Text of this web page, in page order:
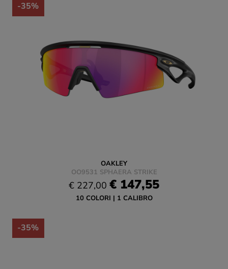
-35%
OAKLEY
OO9531 SPHAERA STRIKE
€ 227,00 € 147,55
10 COLORI 1 CALIBRO
-35%